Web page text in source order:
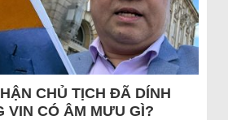
CHỦ TỊCH ĐÃ DÍNH
VIN CÓ ÂM MƯU GÌ?